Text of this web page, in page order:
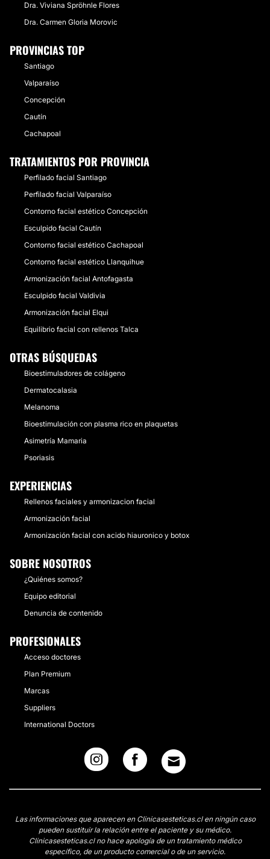
Dra. Viviana Spröhnle Flores
Dra. Carmen Gloria Morovic
PROVINCIAS TOP
Santiago
Valparaíso
Concepción
Cautín
Cachapoal
TRATAMIENTOS POR PROVINCIA
Perfilado facial Santiago
Perfilado facial Valparaíso
Contorno facial estético Concepción
Esculpido facial Cautín
Contorno facial estético Cachapoal
Contorno facial estético Llanquihue
Armonización facial Antofagasta
Esculpido facial Valdivia
Armonización facial Elqui
Equilibrio facial con rellenos Talca
OTRAS BÚSQUEDAS
Bioestimuladores de colágeno
Dermatocalasia
Melanoma
Bioestimulación con plasma rico en plaquetas
Asimetría Mamaria
Psoriasis
EXPERIENCIAS
Rellenos faciales y armonizacion facial
Armonización facial
Armonización facial con acido hiauronico y botox
SOBRE NOSOTROS
¿Quiénes somos?
Equipo editorial
Denuncia de contenido
PROFESIONALES
Acceso doctores
Plan Premium
Marcas
Suppliers
International Doctors
Las informaciones que aparecen en Clinicasesteticas.cl en ningún caso
pueden sustituir la relación entre el paciente y su médico.
Clinicasesteticas.cl no hace apología de un tratamiento médico
específico, de un producto comercial o de un servicio.